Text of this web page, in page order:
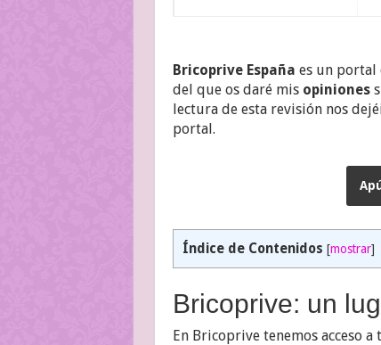
Bricoprive España es un portal
del que os daré misopiniones
lectura de esta revisión nos
portal.
Índice de Contenidos [mostrar]
Bricoprive: un
En Bricoprive tenemos acceso